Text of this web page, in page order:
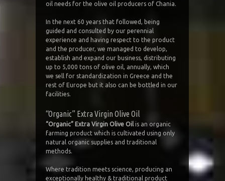
oil needs for the olive oil producers of Chania.
In the next 60 years that followed, being
guided and consulted by our perennial
experience and having respect to the product
and the producer, we managed to develop,
establish and expand our business, distributing
up to 5,000 tons of olive oil, annually, which
we sell for standardization in Greece and the
rest of Europe but it also can be bottled in our
facilities.
“Organic” Extra Virgin Olive Oil
“Organic” Extra Virgin Olive Oilis an organic
farming product which is cultivated using only
natural organic supplies and traditional
methods.
Where tradition meets science, producing an
exceptionally healthy & traditional product